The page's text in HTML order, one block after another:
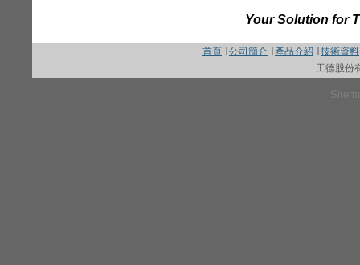
Your Solution for
首頁 公司簡介 產品介紹 技術資料
工德股份